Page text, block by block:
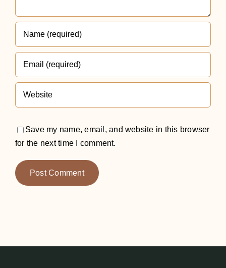
Save my name, email, and website in this browser
for the next time I comment.